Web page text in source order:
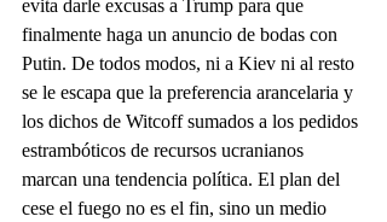
evita darle excusas a Trump para que
finalmente haga un anuncio de bodas con
Putin. De todos modos, ni a Kiev ni al resto
se le escapa que la preferencia arancelaria y
los dichos de Witcoff sumados a los pedidos
estrambóticos de recursos ucranianos
marcan una tendencia política. El plan del
cese el fuego no es el fin, sino un medio